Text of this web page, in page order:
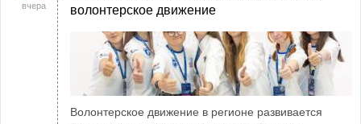
вчера
волонтерское движение
Волонтерское движение в регионе развивается